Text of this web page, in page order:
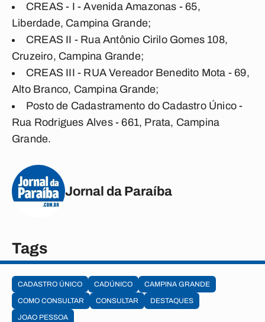
CREAS - I - Avenida Amazonas - 65,
Liberdade, Campina Grande;
CREAS II - Rua Antônio Cirilo Gomes 108,
Cruzeiro, Campina Grande;
CREAS III - RUA Vereador Benedito Mota - 69,
Alto Branco, Campina Grande;
Posto de Cadastramento do Cadastro Único -
Rua Rodrigues Alves - 661, Prata, Campina
Grande.
Jornal da Paraíba
Tags
CADASTRO ÚNICO CADÚNICO
CAMPINA GRANDE
COMO CONSULTAR
CONSULTAR
DESTAQUES
JOAO PESSOA